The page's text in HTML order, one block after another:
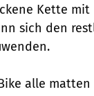
Kette mit
sich den
alle